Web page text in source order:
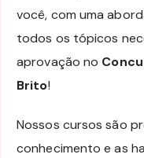
você, com uma
todos os tópicos
aprovação no
Brito!
Nossos cursos são
conhecimento e as